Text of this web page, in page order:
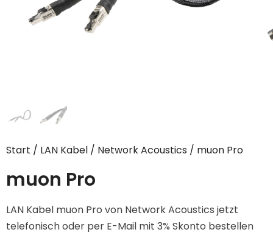
Start / LAN Kabel / Network Acoustics / muon Pro
muon Pro
LAN Kabel muon Pro von Network Acoustics jetzt
telefonisch oder per E-Mail mit 3% Skonto bestellen